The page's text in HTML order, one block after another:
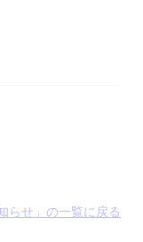
らせ 」の一覧に戻る